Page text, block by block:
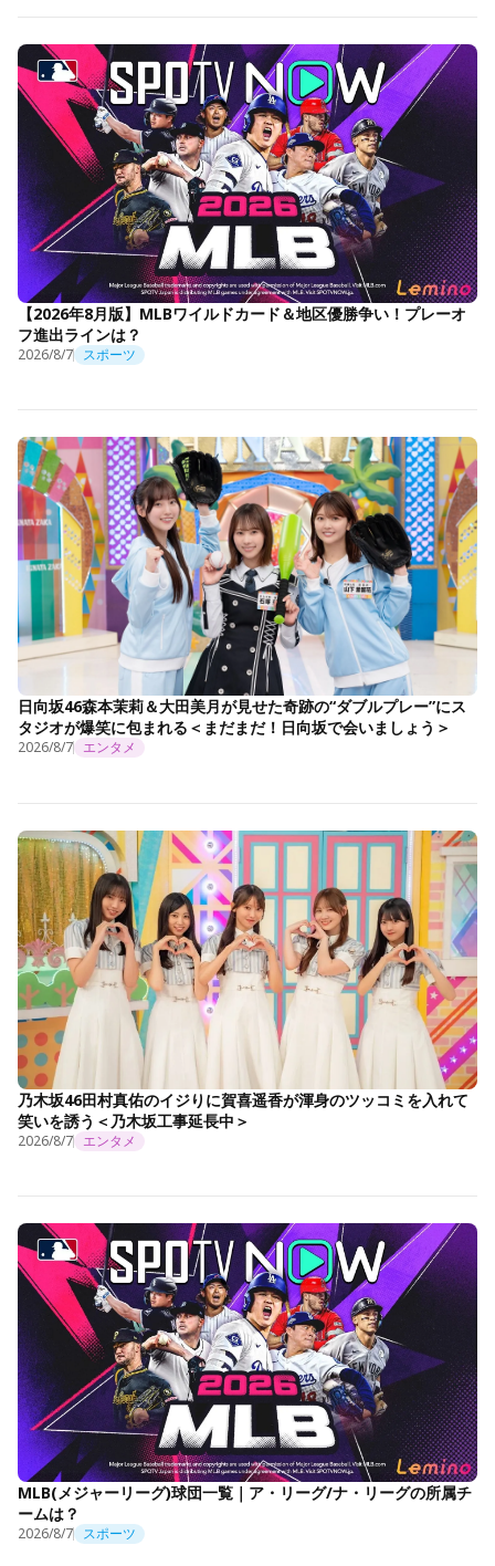
【2026年8月版】MLBワイルドカード＆地区優勝争い！プレーオ
フ進出ラインは？
2026/8/7 スポーツ
日向坂46森本茉莉＆大田美月が見せた奇跡の“ダブルプレー”にス
タジオが爆笑に包まれる＜まだまだ！日向坂で会いましょう＞
2026/8/7 エンタメ
乃木坂46田村真佑のイジりに賀喜遥香が渾身のツッコミを入れて
笑いを誘う＜乃木坂工事延長中＞
2026/8/7 エンタメ
MLB(メジャーリーグ)球団一覧｜ア・リーグ/ナ・リーグの所属チ
ームは？
2026/8/7 スポーツ